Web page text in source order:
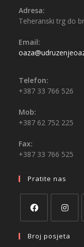
Adresa:
Teheranski trg do
Email:
Telefon:
+387 33 766 526
Mob:
+387 62 752 225
Fax:
+387 33 766 525
Pratite nas
Broj posjeta